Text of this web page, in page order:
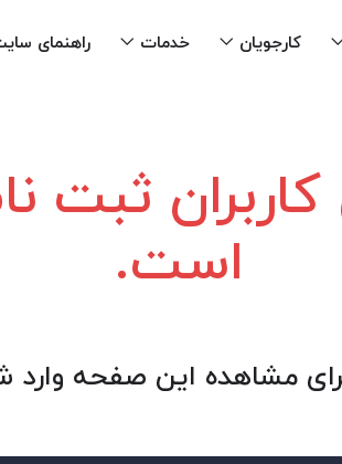
کارجویان خدمات راهنمای
ثبت
است.
مشاهده این صفحه وارد